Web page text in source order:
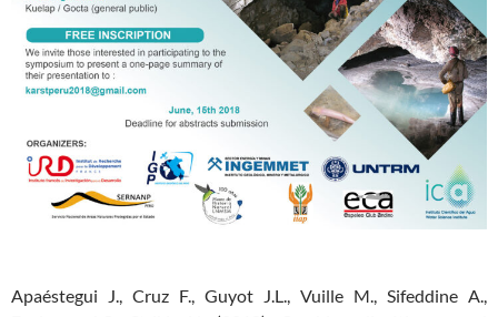
Apaéstegui J., Cruz F., Guyot J.L., Vuille M., Sifeddine A.,